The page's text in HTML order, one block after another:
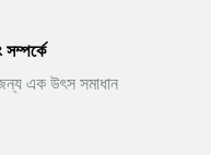
এক উৎস সমাধান